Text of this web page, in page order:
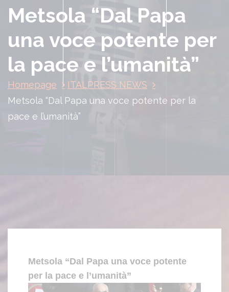
Metsola “Dal Papa
una voce potente per
la pace e l’umanità”
Homepage
ITALPRESS NEWS
Metsola “Dal Papa una voce potente per la
pace e l’umanità”
Metsola “Dal Papa una voce potente
per la pace e l’umanità”